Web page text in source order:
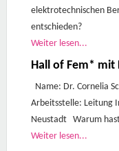
elektrotechnischen
entschieden?
Weiter lesen...
Hall of Fem* mit
Name: Dr. Cornelia
Arbeitsstelle: Leitung
Neustadt Warum
Weiter lesen...